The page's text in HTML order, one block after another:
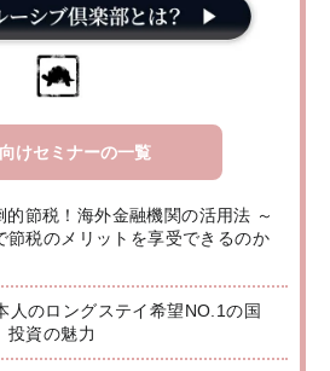
けセミナーの一覧
節税！海外金融機関の活用法 ～
節税のメリットを享受できるのか
人のロングステイ希望NO.1の国
投資の魅力